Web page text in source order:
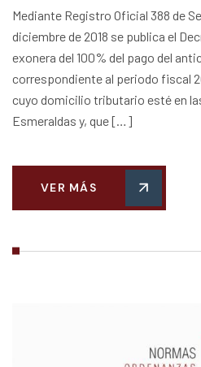
Mediante Registro Oficial 388 de
diciembre de 2018 se publica el
exonera del 100% del pago del
correspondiente al periodo fiscal
cuyo domicilio tributario esté en
Esmeraldas y, que […]
VER MÁS